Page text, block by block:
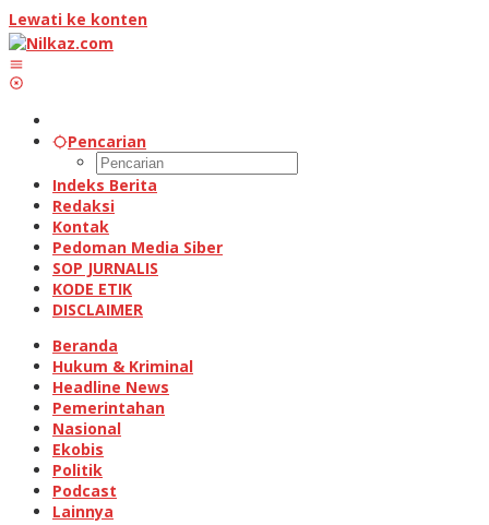
Lewati ke konten
Pencarian
Indeks Berita
Redaksi
Kontak
Pedoman Media Siber
SOP JURNALIS
KODE ETIK
DISCLAIMER
Beranda
Hukum & Kriminal
Headline News
Pemerintahan
Nasional
Ekobis
Politik
Podcast
Lainnya